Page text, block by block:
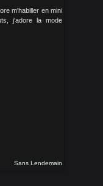
m'habiller en mini
j'adore la mode
Sans Lendemain